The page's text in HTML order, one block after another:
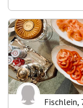
Fischlein,